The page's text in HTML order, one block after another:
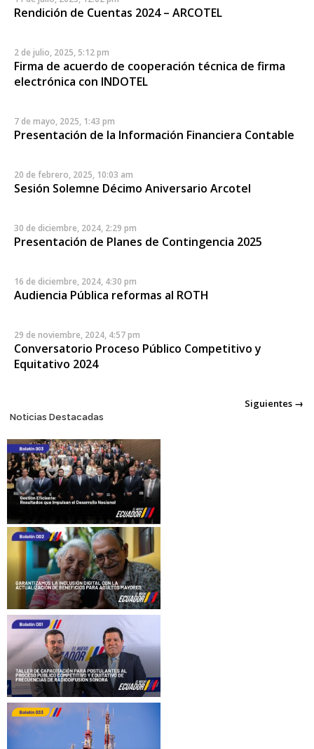
Rendición de Cuentas 2024 – ARCOTEL
2 de julio, 2025, 5:12 pm
Firma de acuerdo de cooperación técnica de firma
electrónica con INDOTEL
7 de mayo, 2025, 1:43 pm
Presentación de la Información Financiera Contable
20 de febrero, 2025, 10:03 am
Sesión Solemne Décimo Aniversario Arcotel
30 de diciembre, 2024, 2:29 pm
Presentación de Planes de Contingencia 2025
16 de diciembre, 2024, 4:30 pm
Audiencia Pública reformas al ROTH
29 de noviembre, 2024, 4:57 pm
Conversatorio Proceso Público Competitivo y
Equitativo 2024
Posts
navigation
Siguientes →
Noticias Destacadas